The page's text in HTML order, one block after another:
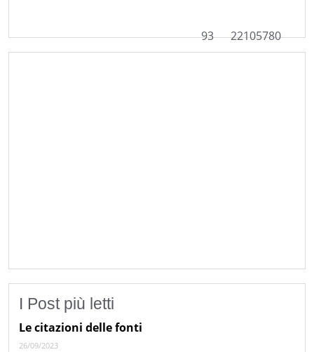
22105780
93
I Post più letti
Le citazioni delle fonti
26/09/2023